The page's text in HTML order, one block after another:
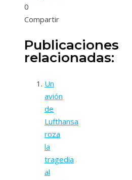
0
Compartir
Publicaciones
relacionadas:
Un
avión
de
Lufthansa
roza
la
tragedia
al